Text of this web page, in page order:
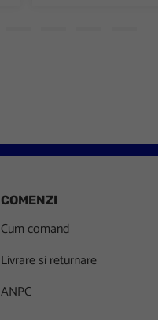
COMENZI
Cum comand
Livrare si returnare
ANPC